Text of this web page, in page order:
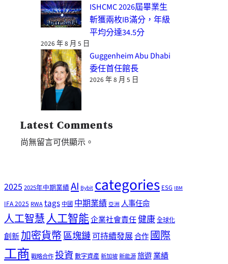
ISHCMC 2026屆畢業生
斬獲兩枚IB滿分，年級
平均分達34.5分
2026 年 8 月 5 日
Guggenheim Abu Dhabi
委任首任館長
2026 年 8 月 5 日
Latest Comments
尚無留言可供顯示。
2025 2025年中期業績AI Bybitcategories ESG IBM
IFA 2025 RWAtags 中國 中期業績 亞洲 人事任命
人工智慧人工智能企業社會責任健康全球化
創新加密貨幣區塊鏈可持續發展合作國際
工商 戰略合作投資數字資產新加坡新能源旅遊業績